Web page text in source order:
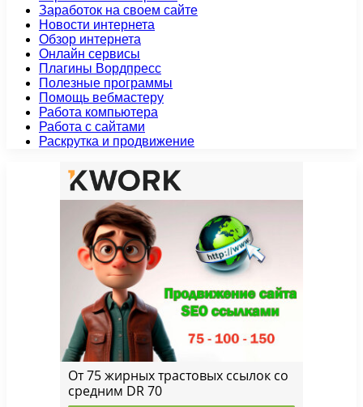
Заработок на своем сайте
Новости интернета
Обзор интернета
Онлайн сервисы
Плагины Вордпресс
Полезные программы
Помощь вебмастеру
Работа компьютера
Работа с сайтами
Раскрутка и продвижение